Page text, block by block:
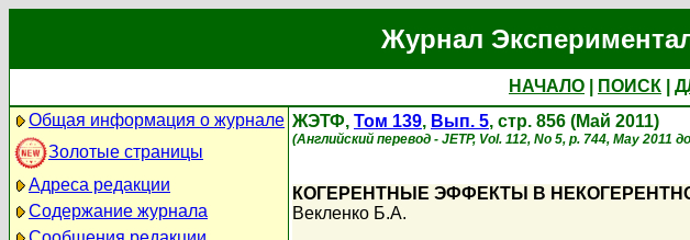
Журнал
НАЧАЛО ПОИСК
Общая информация о журнале
Золотые страницы
Адреса редакции
Содержание журнала
ЖЭТФ, Том 139, Вып. 5, стр. 856 (Май 2011)
(Английский перевод - JETP, Vol. 112, No 5, p. 744, May 2011
КОГЕРЕНТНЫЕ ЭФФЕКТЫ В
Векленко Б.А.